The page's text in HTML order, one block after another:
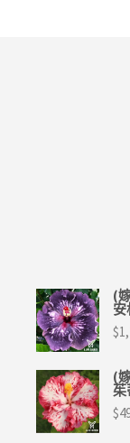
(
安
$
(
茱
$